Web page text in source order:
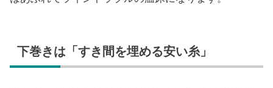
下巻きは「すき間を埋める安い糸」